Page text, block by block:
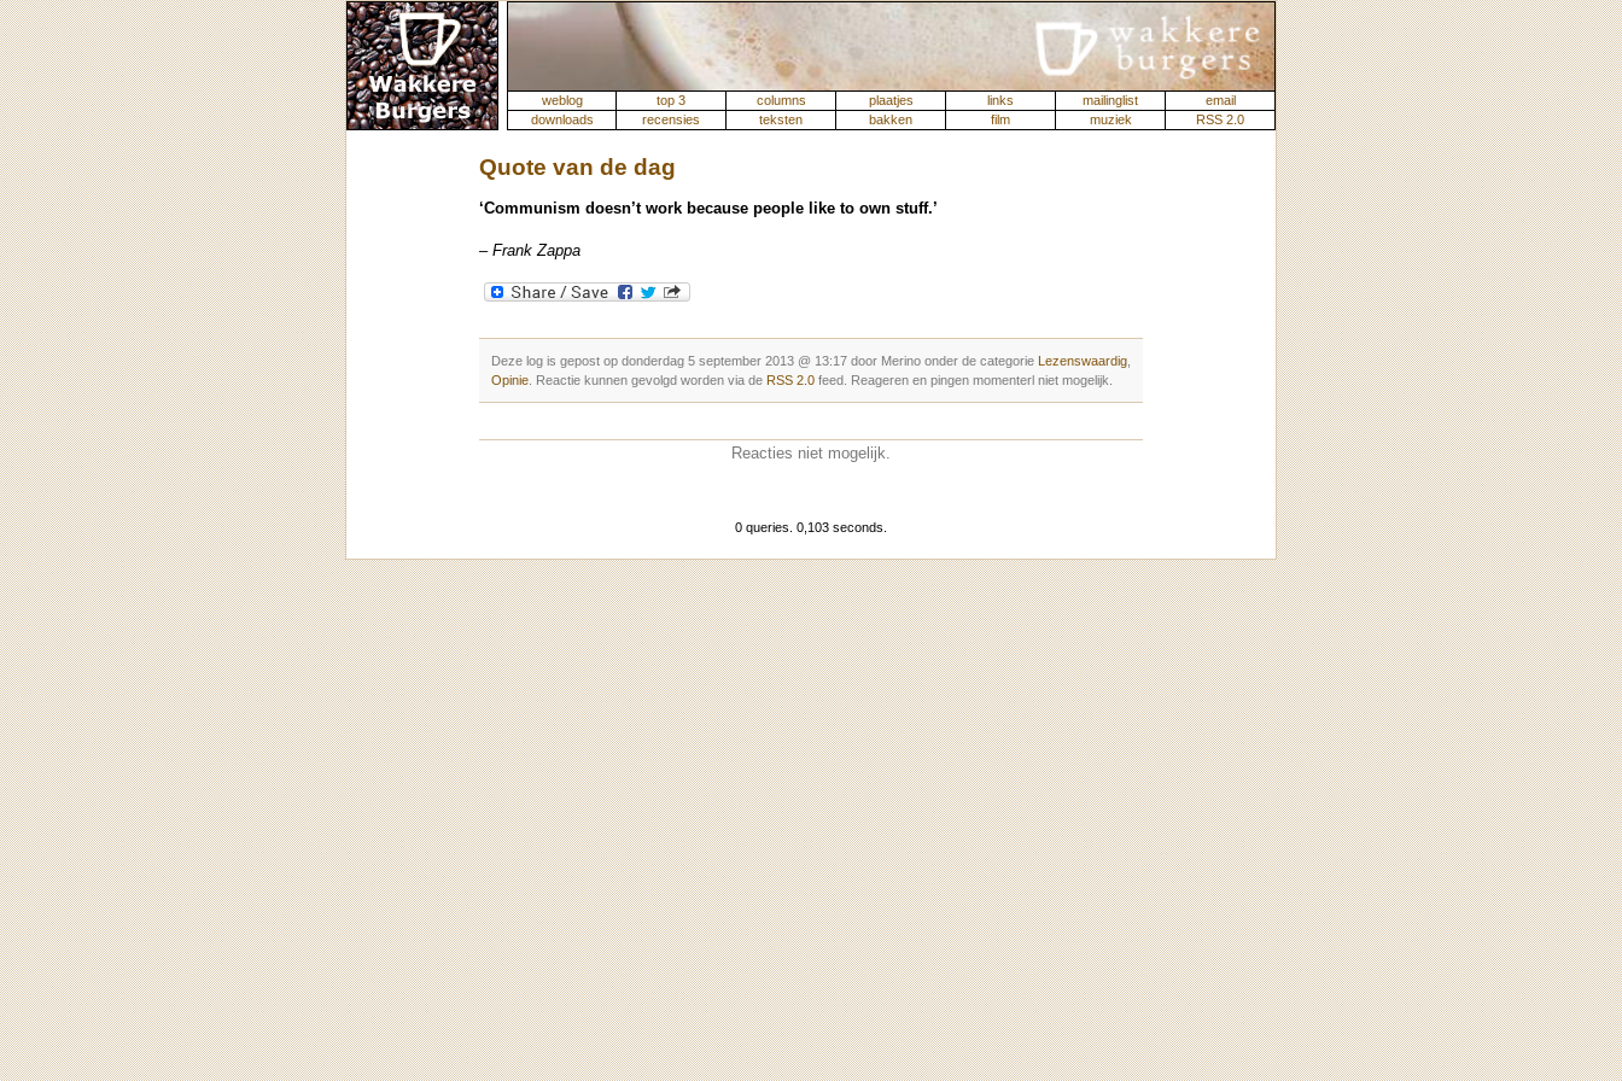
weblog top 3 columns plaatjes links mailinglist
email
downloads
recensies teksten bakken film muziek RSS 2.0
Quote van de dag
‘Communism doesn’t work because people like to own stuff.’
– Frank Zappa
Deze log is gepost op donderdag 5 september 2013 @ 13:17 door Merino onder de categorie Lezenswaardig
Opinie . Reactie kunnen gevolgd worden via de RSS 2.0 feed. Reageren en pingen momenterl niet mogelijk.
Reacties niet mogelijk.
0 queries. 0,103 seconds.